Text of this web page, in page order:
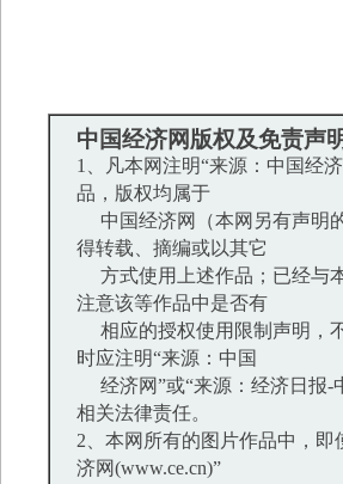
中国经济网版权及免责声
1、凡本网注明“来源：中国经
品，版权均属于
中国经济网（本网另有声明
得转载、摘编或以其它
方式使用上述作品；已经与
注意该等作品中是否有
相应的授权使用限制声明，
时应注明“来源：中国
经济网”或“来源：经济日报-
相关法律责任。
2、本网所有的图片作品中，即
济网(www.ce.cn)”